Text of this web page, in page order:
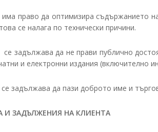
има право да оптимизира съдържанието
се налага по технически причини.
се задължава да не прави публично
и електронни издания (включително
се задължава да пази доброто име и
ЗАДЪЛЖЕНИЯ НА КЛИЕНТА